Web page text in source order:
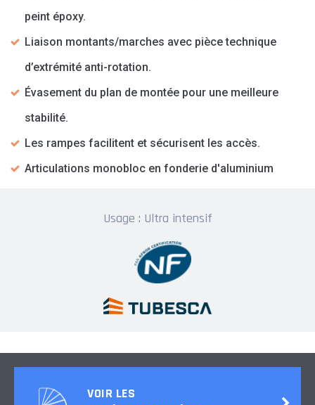
peint époxy.
Liaison montants/marches avec pièce technique
d’extrémité anti-rotation.
Évasement du plan de montée pour une meilleure
stabilité.
Les rampes facilitent et sécurisent les accès.
Articulations monobloc en fonderie d'aluminium
Usage : Ultra intensif
VOIR LES